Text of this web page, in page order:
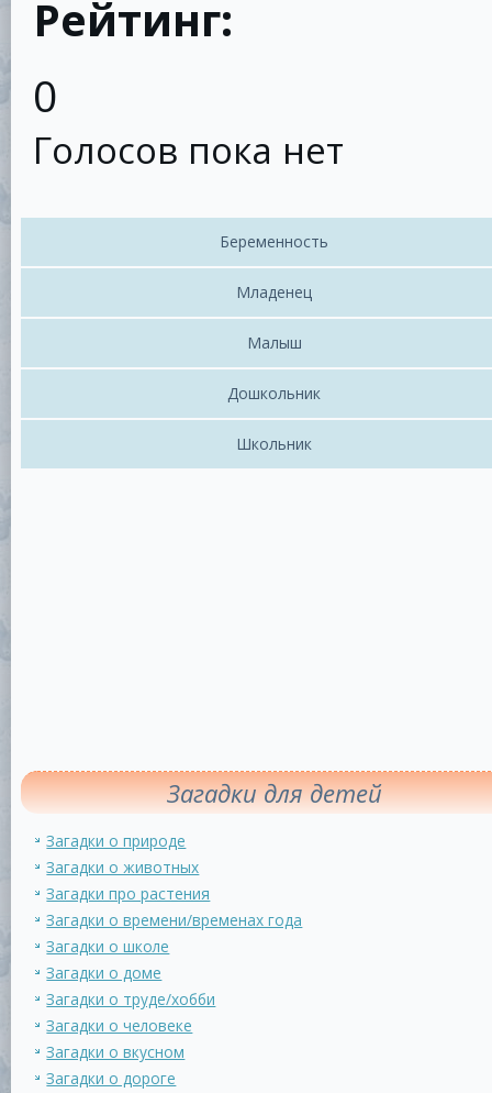
Рейтинг:
0
Голосов пока нет
Беременность
Младенец
Малыш
Дошкольник
Школьник
Загадки для детей
Загадки о природе
Загадки о животных
Загадки про растения
Загадки о времени/временах года
Загадки о школе
Загадки о доме
Загадки о труде/хобби
Загадки о человеке
Загадки о вкусном
Загадки о дороге